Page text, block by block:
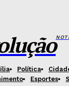
Política
Esportes